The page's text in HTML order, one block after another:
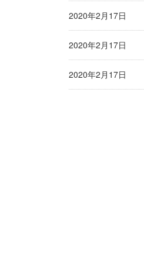
2020年2月17日
2020年2月17日
2020年2月17日